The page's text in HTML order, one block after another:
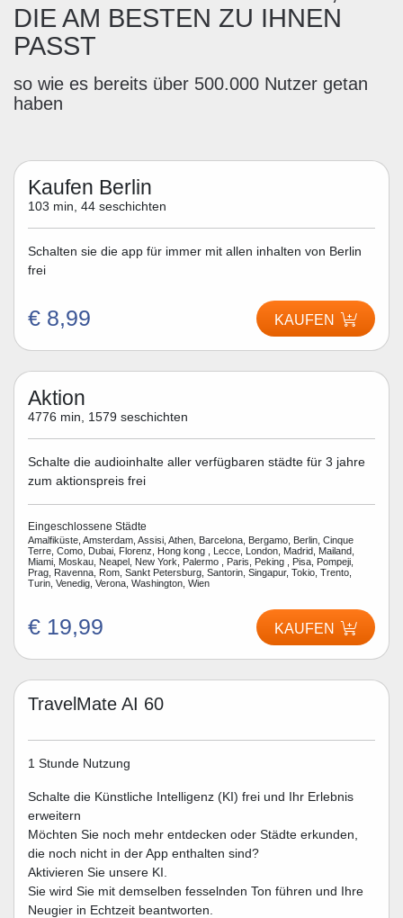
DIE AM BESTEN ZU IHNEN
PASST
so wie es bereits über 500.000 Nutzer getan
haben
Kaufen Berlin
103 min, 44 seschichten
Schalten sie die app für immer mit allen inhalten von Berlin
frei
€ 8,99 KAUFEN
Aktion
4776 min, 1579 seschichten
Schalte die audioinhalte aller verfügbaren städte für 3 jahre
zum aktionspreis frei
Eingeschlossene Städte
Amalfiküste, Amsterdam, Assisi, Athen, Barcelona, Bergamo, Berlin, Cinque
Terre, Como, Dubai, Florenz, Hong kong , Lecce, London, Madrid, Mailand,
Miami, Moskau, Neapel, New York, Palermo , Paris, Peking , Pisa, Pompeji,
Prag, Ravenna, Rom, Sankt Petersburg, Santorin, Singapur, Tokio, Trento,
Turin, Venedig, Verona, Washington, Wien
€ 19,99 KAUFEN
TravelMate AI 60
1 Stunde Nutzung
Schalte die Künstliche Intelligenz (KI) frei und Ihr Erlebnis
erweitern
Möchten Sie noch mehr entdecken oder Städte erkunden,
die noch nicht in der App enthalten sind?
Aktivieren Sie unsere KI.
Sie wird Sie mit demselben fesselnden Ton führen und Ihre
Neugier in Echtzeit beantworten.